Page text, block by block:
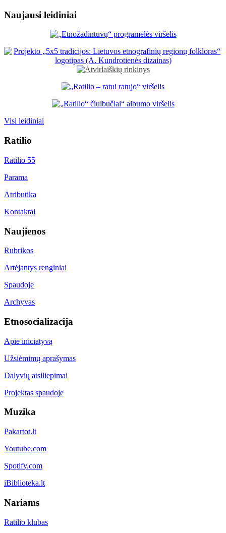
Naujausi leidiniai
Visi leidiniai
Ratilio
Ratilio 55
Parama
Atributika
Kontaktai
Naujienos
Rubrikos
Artėjantys renginiai
Spaudoje
Archyvas
Etnosocializacija
Apie iniciatyvą
Užsiėmimų aprašymas
Dalyvių atsiliepimai
Projektas spaudoje
Muzika
Pakartot.lt
Youtube.com
Spotify.com
iBiblioteka.lt
Nariams
Ratilio klubas